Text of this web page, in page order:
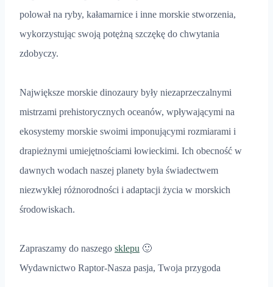
polował na ryby, kałamarnice i inne morskie stworzenia,
wykorzystując swoją potężną szczękę do chwytania
zdobyczy.
Największe morskie dinozaury były niezaprzeczalnymi
mistrzami prehistorycznych oceanów, wpływającymi na
ekosystemy morskie swoimi imponującymi rozmiarami i
drapieżnymi umiejętnościami łowieckimi. Ich obecność w
dawnych wodach naszej planety była świadectwem
niezwykłej różnorodności i adaptacji życia w morskich
środowiskach.
Zapraszamy do naszego sklepu 🙂
Wydawnictwo Raptor-Nasza pasja, Twoja przygoda